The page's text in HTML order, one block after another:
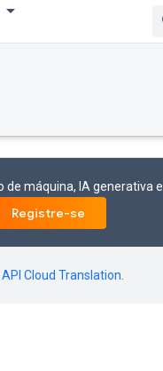
máquina, IA generativa
Registre-se
API Cloud Translation